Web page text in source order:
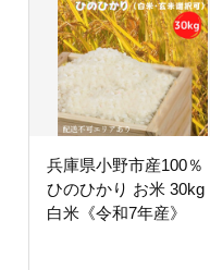
兵庫県小野市産100％
ひのひかり お米 30kg
白米《令和7年産》